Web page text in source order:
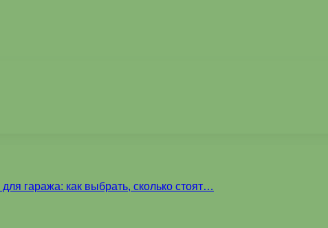
гаража: как выбрать, сколько стоят…